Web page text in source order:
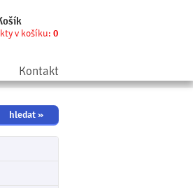
v košíku: 0
Kontakt